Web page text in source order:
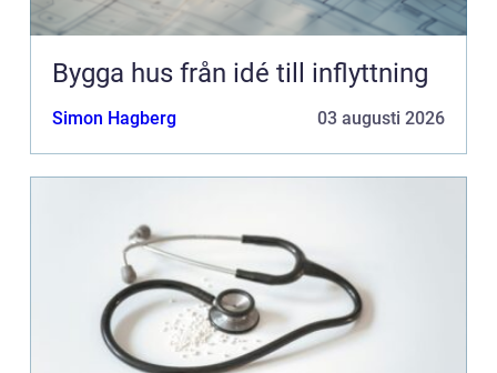
Bygga hus från idé till inflyttning
Simon Hagberg 03 augusti 2026